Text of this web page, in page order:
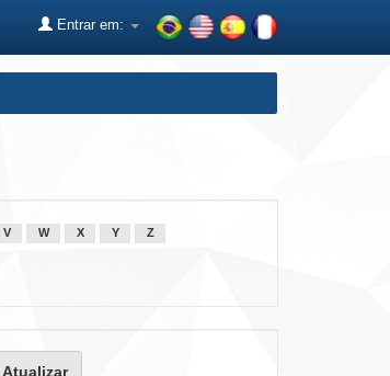
Entrar em:
V W X Y Z